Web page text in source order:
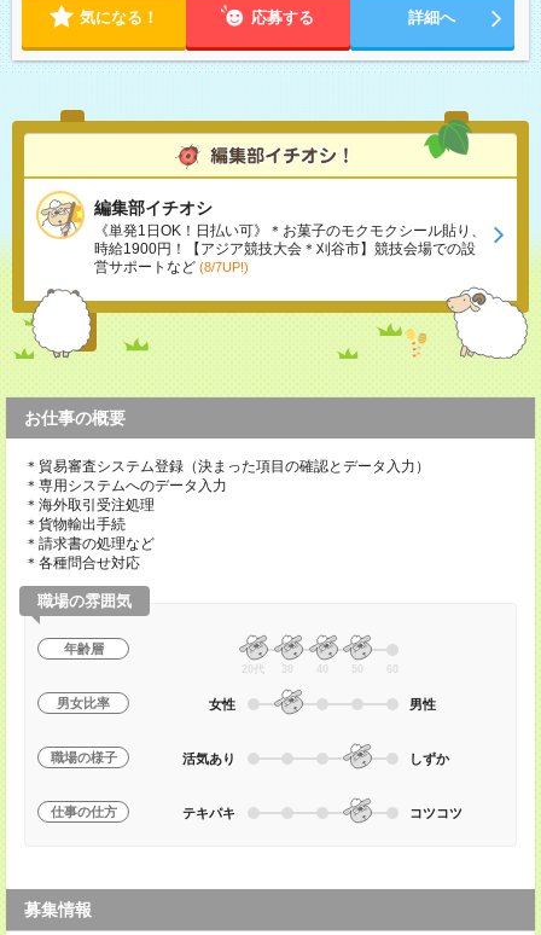
気になる！ 応募する 詳細へ
編集部イチオシ
《単発1日OK！日払い可》＊お菓子のモクモクシール貼り、
時給1900円！【アジア競技大会＊刈谷市】競技会場での設
営サポートなど (8/7UP!)
お仕事の概要
＊貿易審査システム登録（決まった項目の確認とデータ入力）
＊専用システムへのデータ入力
＊海外取引受注処理
＊貨物輸出手続
＊請求書の処理など
＊各種問合せ対応
職場の雰囲気
年齢層
20代 30 40 50 60
男女比率 女性 男性
職場の様子 活気あり しずか
仕事の仕方 テキパキ コツコツ
募集情報